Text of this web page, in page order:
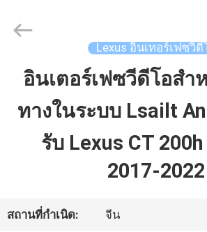
บ้าน
สินค้า
Automobile
Electron
Reserved.
Lexus อินเทอร์เฟซวิดี
อินเตอร์เฟซวีดีโอสํา
ทางในระบบ Lsailt
รับ Lexus CT
2017-2022
สถานที่กำเนิด: จีน